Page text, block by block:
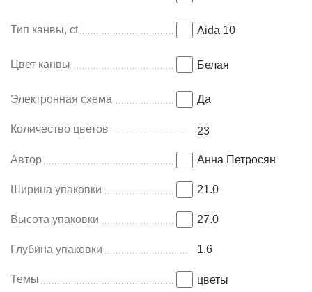
Тип канвы, ct Aida 10
Цвет канвы Белая
Электронная схема Да
Количество цветов 23
Автор Анна Петросян
Ширина упаковки 21.0
Высота упаковки 27.0
Глубина упаковки 1.6
Темы цветы